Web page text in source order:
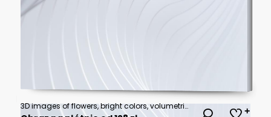
3D images of flowers, bright colors, volumetric shapes